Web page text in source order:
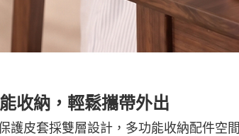
收納，輕鬆攜帶外出
護皮套採雙層設計，多功能收納配件空